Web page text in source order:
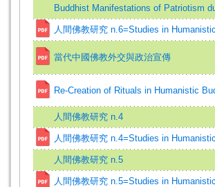
Buddhist Manifestations of Patriotism
人間佛教研究 n.6=Studies in
當代中國佛教外交與政治宣傳
Re-Creation of Rituals in Humanistic
人間佛教研究 n.4
人間佛教研究 n.4=Studies in
人間佛教研究 n.5
人間佛教研究 n.5=Studies in